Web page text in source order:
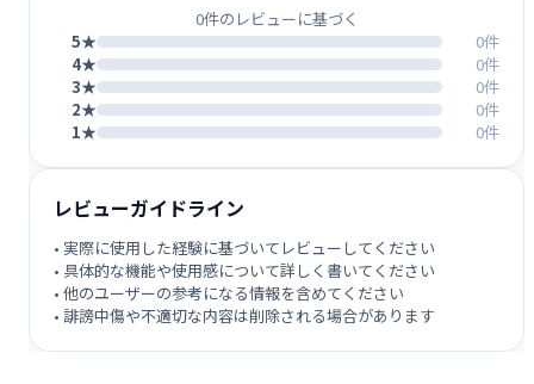
0件のレビューに基づく
5★
0件
4★
0件
3★
0件
2★
0件
1★
0件
レビューガイドライン
• 実際に使用した経験に基づいてレビューしてください
• 具体的な機能や使用感について詳しく書いてください
• 他のユーザーの参考になる情報を含めてください
• 誹謗中傷や不適切な内容は削除される場合があります